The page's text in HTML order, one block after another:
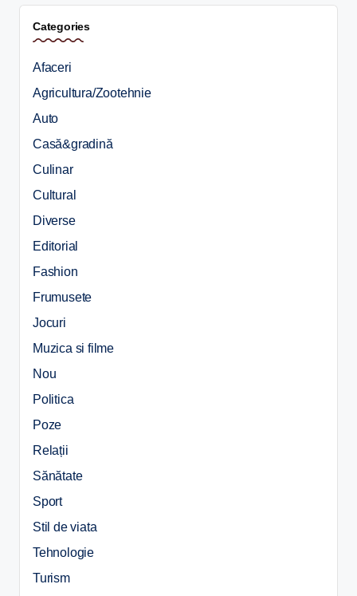
Categories
Afaceri
Agricultura/Zootehnie
Auto
Casă&gradină
Culinar
Cultural
Diverse
Editorial
Fashion
Frumusete
Jocuri
Muzica si filme
Nou
Politica
Poze
Relații
Sănătate
Sport
Stil de viata
Tehnologie
Turism